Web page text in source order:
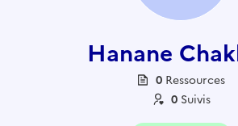
Hanane
0 Ressources
0 Suivis